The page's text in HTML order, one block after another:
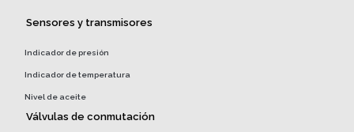
Sensores y transmisores
Indicador de presión
Indicador de temperatura
Nivel de aceite
Válvulas de conmutación